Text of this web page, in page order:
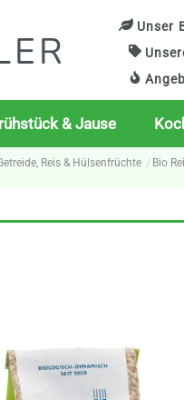
Unser
& Jause
Reis & Hülsenfrüchte Bio